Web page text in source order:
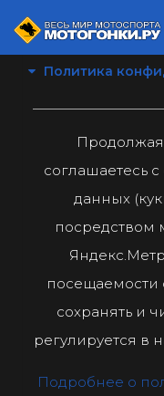
Политика
Продолжая
соглашаетесь
данных
посредством
посещаемости
сохранять и
регулируется в
Подробнее о